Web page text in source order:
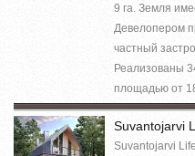
9 га. Земля
Девелопером
частный
Реализованы
площадью от 18
Suvantojarvi
Suvantojarvi